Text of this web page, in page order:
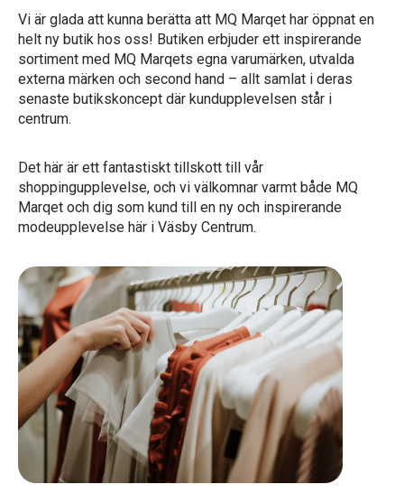
Vi är glada att kunna berätta att MQ Marqet har öppnat en
helt ny butik hos oss! Butiken erbjuder ett inspirerande
sortiment med MQ Marqets egna varumärken, utvalda
externa märken och second hand – allt samlat i deras
senaste butikskoncept där kundupplevelsen står i
centrum.
Det här är ett fantastiskt tillskott till vår
shoppingupplevelse, och vi välkomnar varmt både MQ
Marqet och dig som kund till en ny och inspirerande
modeupplevelse här i Väsby Centrum.